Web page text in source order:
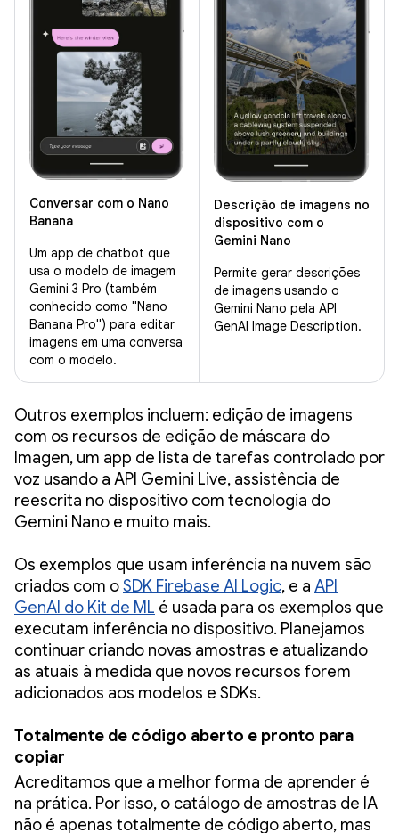
Conversar com o Nano
Banana
Um app de chatbot que
usa o modelo de imagem
Gemini 3 Pro (também
conhecido como "Nano
Banana Pro") para editar
imagens em uma conversa
com o modelo.
Descrição de imagens no
dispositivo com o
Gemini Nano
Permite gerar descrições
de imagens usando o
Gemini Nano pela API
GenAI Image Description.
Outros exemplos incluem: edição de imagens
com os recursos de edição de máscara do
Imagen, um app de lista de tarefas controlado por
voz usando a API Gemini Live, assistência de
reescrita no dispositivo com tecnologia do
Gemini Nano e muito mais.
Os exemplos que usam inferência na nuvem são
criados com oSDK Firebase AI Logic, e a API
GenAI do Kit de ML é usada para os exemplos que
executam inferência no dispositivo. Planejamos
continuar criando novas amostras e atualizando
as atuais à medida que novos recursos forem
adicionados aos modelos e SDKs.
Totalmente de código aberto e pronto para
copiar
Acreditamos que a melhor forma de aprender é
na prática. Por isso, o catálogo de amostras de IA
não é apenas totalmente de código aberto, mas